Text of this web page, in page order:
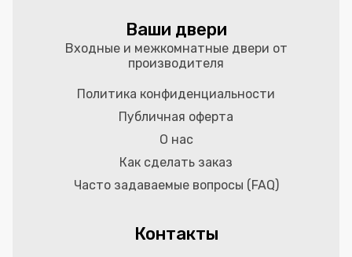
Ваши двери
Входные и межкомнатные двери от
производителя
Политика конфиденциальности
Публичная оферта
О нас
Как сделать заказ
Часто задаваемые вопросы (FAQ)
Контакты